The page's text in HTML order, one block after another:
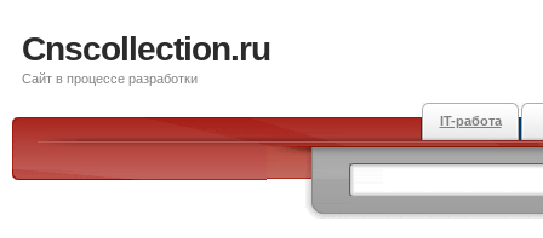
Cnscollection.ru
Сайт в процессе разработки
IT-работа